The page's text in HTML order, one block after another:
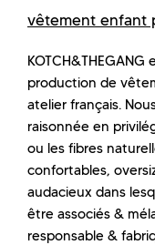
vêtement enfant
production de
atelier français.
raisonnée en
ou les fibres
confortables,
audacieux dans
être associés &
responsable &